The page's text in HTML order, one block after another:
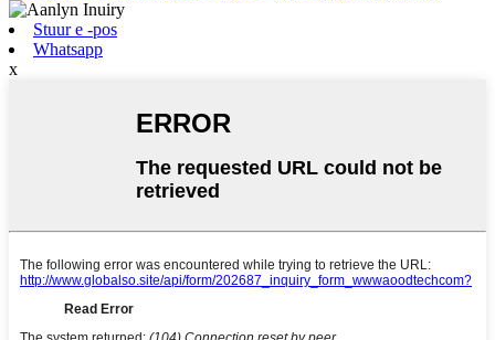
Stuur e -pos
Whatsapp
x